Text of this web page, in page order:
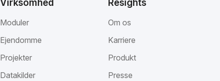
Virksomhed
Moduler
Ejendomme
Projekter
Datakilder
Resights
Om os
Karriere
Produkt
Presse